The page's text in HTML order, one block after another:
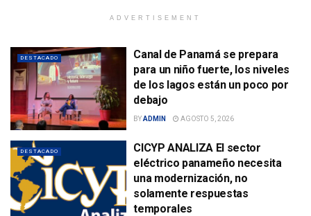
ADVERTISEMENT
DESTACADO
Canal de Panamá se prepara
para un niño fuerte, los niveles
de los lagos están un poco por
debajo
BYADMIN AGOSTO 5, 2026
DESTACADO
CICYP ANALIZA El sector
eléctrico panameño necesita
una modernización, no
solamente respuestas
temporales